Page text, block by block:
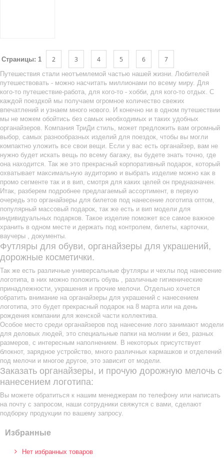
Страницы: 1 2 3 4 5 6 7
Путешествия стали неотъемлемой частью нашей жизни. Любителей
путешествовать - можно насчитать миллионами по всему миру. Для
кого-то путешествие-работа, для кого-то - хобби, для кого-то отдых. С
каждой поездкой мы получаем огромное количество свежих
впечатлений и узнаем много нового. И конечно ни в одном путешествии
мы не можем обойтись без самых необходимых и таких удобных
органайзеров. Компания ТриДи стиль, может предложить вам огромный
выбор, самых разнообразных изделий для поездок, чтобы вы могли
компактно уложить все свои вещи. Если у вас есть органайзер, вам не
нужно будет искать вещь по всему багажу, вы будете знать точно, где
она находится. Так же это прекрасный корпоративный подарок, который
охватывает максимальную аудиторию и выбрать изделие можно как в
промо сегменте так и в вип, смотря для каких целей он предназначен.
Итак, разберем подробнее предлагаемый ассортимент, в первую
очередь это органайзеры для билетов под нанесение логотипа оптом,
популярный массовый подарок, так же есть и вип модели для
индивидуальных подарков. Такое изделие поможет все самое важное
хранить в одном месте и держать под контролем, билеты, карточки,
ваучеры , документы.
Футляры для обуви, органайзеры для украшений,
дорожные косметички.
Так же есть различные универсальные футляры и чехлы под нанесение
логотипа, в них можно положить обувь , различные гигиенические
принадлежности, украшения и прочие мелочи. Отдельно хочется
обратить внимание на органайзеры для украшений с нанесением
логотипа, это будет прекрасный подарок на 8 марта или на день
рождения компании для женской части коллектива.
Особое место среди органайзеров под нанесение лого занимают модели
для деловых людей, это специальные папки на молнии и без, разных
размеров, с интересным наполнением. В некоторых присутствует
блокнот, зарядное устройство, много различных кармашков и отделений
под мелочи и многое другое, это зависит от модели.
Заказать органайзеры, и прочую дорожную мелочь с
нанесением логотипа:
Вы можете обратиться к нашим менеджерам по телефону или написать
на почту с запросом, наши сотрудники свяжутся с вами, сделают
подборку продукции по вашему запросу.
Избранные
Нет избранных товаров